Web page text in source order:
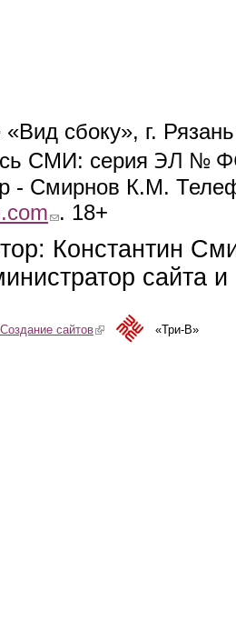
сбоку», г.
СМИ: серия ЭЛ №
- Смирнов К.М.
(link sends e-mail)
. 18+
Константин
сайта
Создание сайтов(link is external)«Три-В»